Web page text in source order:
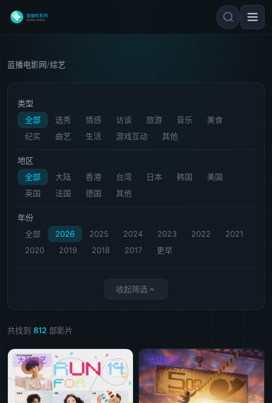
蓝播电影网/综艺
类型
全部
选秀 情感 访谈 旅游 音乐
美食
纪实
曲艺 生活 游戏互动 其他
地区
全部
大陆 香港 台湾 日本 韩国
美国
英国
法国 德国 其他
年份
全部
2026 2025 2024 2023 2022
2021
2020
2019 2018 2017 更早
收起筛选
共找到 812 部影片
大陆综艺 大陆综艺